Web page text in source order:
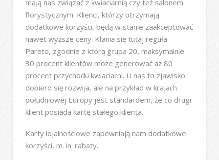
mają nas związać z kwiaciarnią czy też salonem
florystycznym. Klienci, którzy otrzymają
dodatkowe korzyści, będą w stanie zaakceptować
nawet wyższe ceny. Kłania się tutaj reguła
Pareto, zgodnie z którą grupa 20, maksymalnie
30 procent klientów może generować aż 80
procent przychodu kwiaciarni. U nas to zjawisko
dopiero się rozwija, ale na przykład w krajach
południowej Europy jest standardem, że co drugi
klient posiada kartę stałego klienta.
Karty lojalnościowe zapewniają nam dodatkowe
korzyści, m. in. rabaty.